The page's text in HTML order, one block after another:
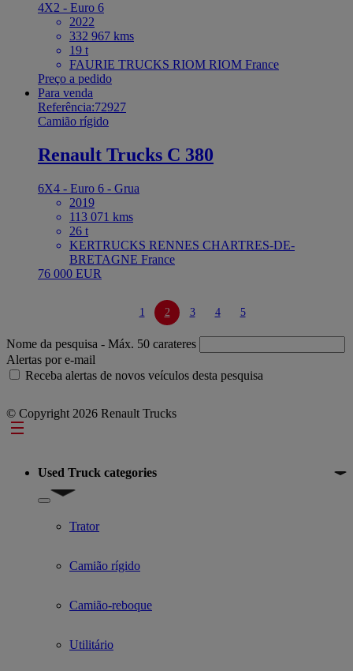
4X2 - Euro 6
2022
332 967 kms
19 t
FAURIE TRUCKS RIOM RIOM France
Preço a pedido
Para venda
Referência:72927
Camião rígido
Renault Trucks C 380
6X4 - Euro 6 - Grua
2019
113 071 kms
26 t
KERTRUCKS RENNES CHARTRES-DE-
BRETAGNE France
76 000 EUR
1 2 3 4 5
Nome da pesquisa - Máx. 50 carateres
Alertas por e-mail
Receba alertas de novos veículos desta pesquisa
© Copyright 2026 Renault Trucks
Footer
Used Truck categories
Show submenu for Used Truck categories
Trator
Camião rígido
Camião-reboque
Utilitário